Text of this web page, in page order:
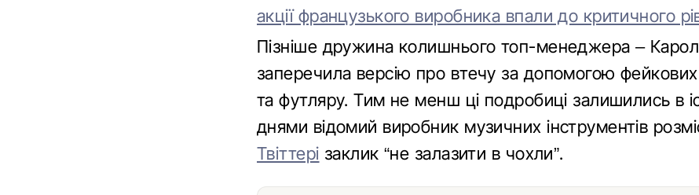
акції французького виробника впали до критичного
Пізніше дружина колишнього топ-менеджера –
заперечила версію про втечу за допомогою фейкових
та футляру. Тим не менш ці подробиці залишились в
днями відомий виробник музичних інструментів
Твіттері заклик “не залазити в чохли”.